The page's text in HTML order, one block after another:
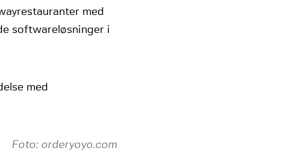
med
softwareløsninger i
med
Foto: orderyoyo.com